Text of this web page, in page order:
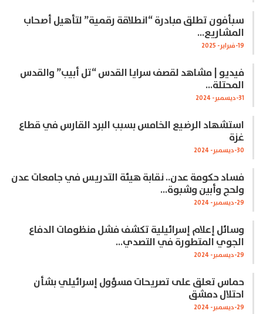
سبأفون تطلق مبادرة “انطلاقة رقمية” لتأهيل أصحاب
المشاريع…
19-فبراير- 2025
فيديو | مشاهد لقصف سرايا القدس “تل أبيب” والقدس
المحتلة…
31-ديسمبر- 2024
استشهاد الرضيع الخامس بسبب البرد القارس في قطاع
غزة
30-ديسمبر- 2024
فساد حكومة عدن.. نقابة هيئة التدريس في جامعات عدن
ولحج وأبين وشبوة…
29-ديسمبر- 2024
وسائل إعلام إسرائيلية تكشف فشل منظومات الدفاع
الجوي المتطورة في التصدي…
29-ديسمبر- 2024
حماس تعلق على تصريحات مسؤول إسرائيلي بشأن
احتلال دمشق
29-ديسمبر- 2024